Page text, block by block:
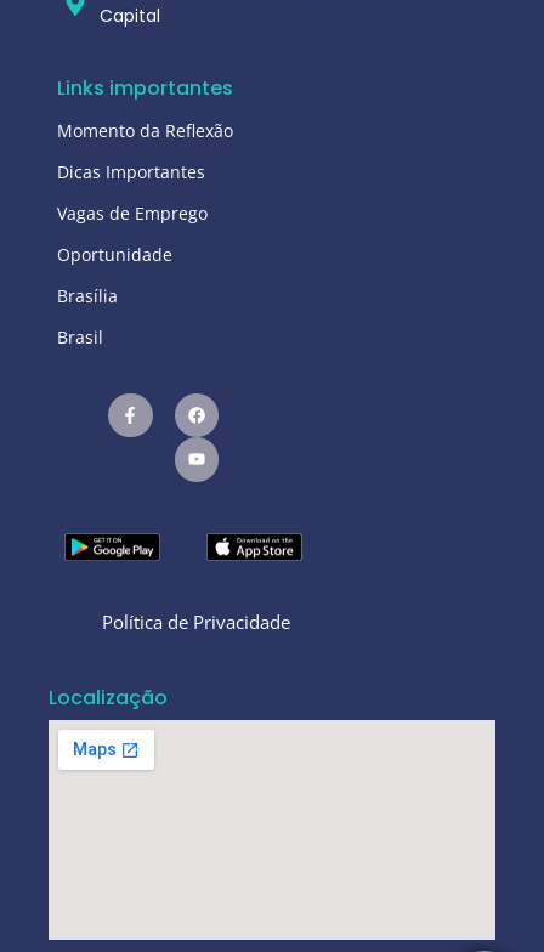
Capital
Links importantes
Momento da Reflexão
Dicas Importantes
Vagas de Emprego
Oportunidade
Brasília
Brasil
Política de Privacidade
Localização